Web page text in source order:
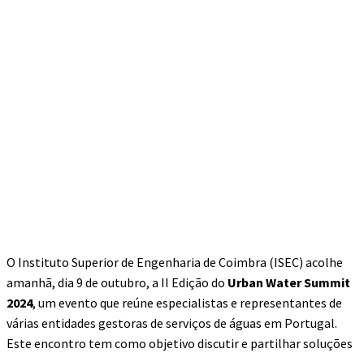
O Instituto Superior de Engenharia de Coimbra (ISEC) acolhe
amanhã, dia 9 de outubro, a II Edição do Urban Water Summit
2024, um evento que reúne especialistas e representantes de
várias entidades gestoras de serviços de águas em Portugal.
Este encontro tem como objetivo discutir e partilhar soluções